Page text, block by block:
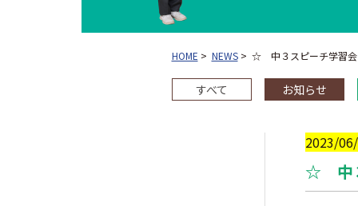
HOME > NEWS> ☆ 中３スピーチ学習
すべて お知らせ
2023/
☆ 中